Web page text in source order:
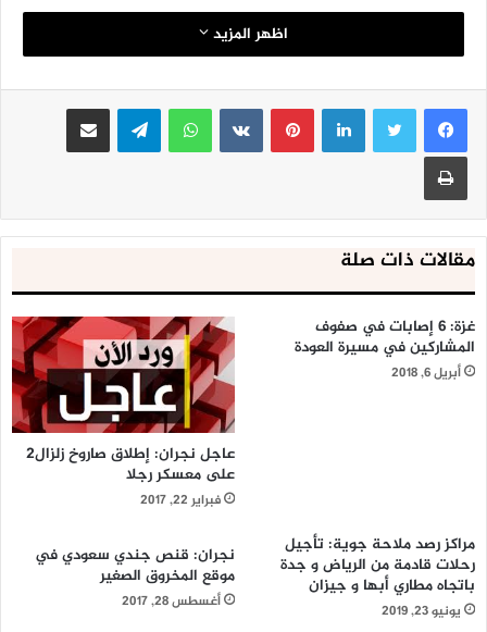
اظهر المزيد
لينكدإنبينتيريست واتساب تيلقرام مشاركة عبر البريد
طباعة
مقالات ذات صلة
غزة: 6 إصابات في صفوف
المشاركين في مسيرة العودة
أبريل 6, 2018
عاجل نجران: إطلاق صاروخ زلزال2
على معسكر رجلا
فبراير 22, 2017
مراكز رصد ملاحة جوية: تأجيل
رحلات قادمة من الرياض و جدة
باتجاه مطاري أبها و جيزان
يونيو 23, 2019
نجران: قنص جندي سعودي في
موقع المخروق الصغير
أغسطس 28, 2017